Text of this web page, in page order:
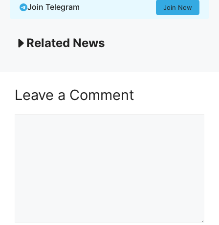
Join Telegram Join Now
Related News
Leave a Comment